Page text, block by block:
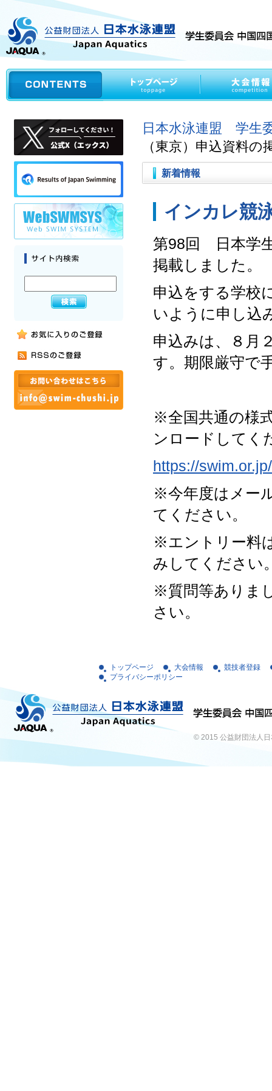
日本水泳連盟 学生
（東京）申込資料の
新着情報
インカレ競
第98回 日本学
掲載しました。
申込をする学校
いように申し込
申込みは、８月
す。期限厳守で
※全国共通の様
ンロードしてく
https://
※今年度はメー
てください。
※エントリー料
みしてください
※質問等ありま
さい。
トップページ 大会情報
競技者登録
プライバシーポリシー
© 2015 公益財団法人